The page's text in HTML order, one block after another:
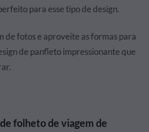
para esse tipo de design.
de fotos e aproveite as formas para
de panfleto impressionante que
folheto de viagem de